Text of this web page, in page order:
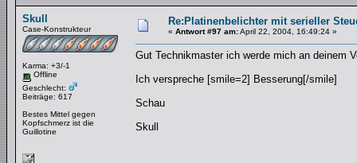
Skull
Case-Konstrukteur
Karma: +3/-1
Offline
Geschlecht:
Beiträge: 617
Bestes Mittel gegen
Kopfschmerz ist die
Guillotine
Re:Platinenbelichter mit serieller
« Antwort #97 am:April 22, 2004, 16:49:24 »
Gut Technikmaster ich werde mich an deinem
Ich verspreche [smile=2] Besserung[/smile]
Schau
Skull